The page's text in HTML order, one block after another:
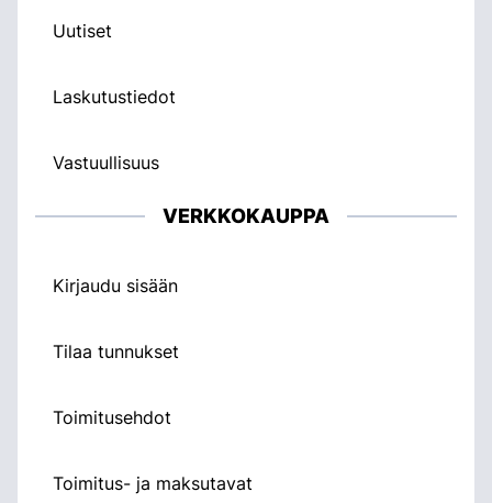
Uutiset
Laskutustiedot
Vastuullisuus
VERKKOKAUPPA
Kirjaudu sisään
Tilaa tunnukset
Toimitusehdot
Toimitus- ja maksutavat